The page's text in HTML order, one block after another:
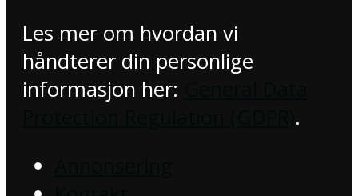
Les mer om hvordan vi
håndterer din personlige
informasjon her:
.